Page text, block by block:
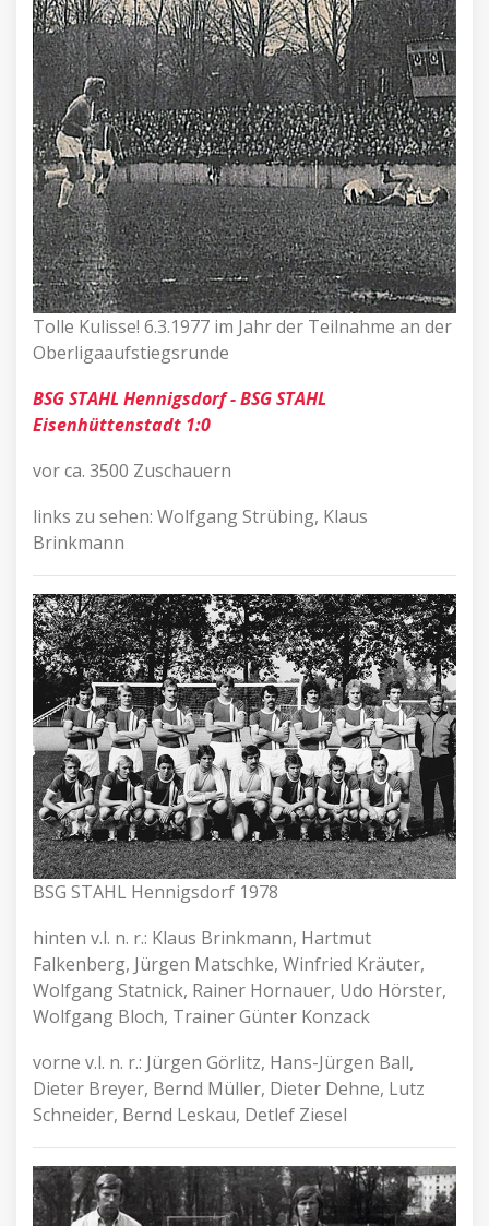
Tolle Kulisse! 6.3.1977 im Jahr der Teilnahme an der
Oberligaaufstiegsrunde
BSG STAHL Hennigsdorf - BSG STAHL
Eisenhüttenstadt 1:0
vor ca. 3500 Zuschauern
links zu sehen: Wolfgang Strübing, Klaus
Brinkmann
BSG STAHL Hennigsdorf 1978
hinten v.l. n. r.: Klaus Brinkmann, Hartmut
Falkenberg, Jürgen Matschke, Winfried Kräuter,
Wolfgang Statnick, Rainer Hornauer, Udo Hörster,
Wolfgang Bloch, Trainer Günter Konzack
vorne v.l. n. r.: Jürgen Görlitz, Hans-Jürgen Ball,
Dieter Breyer, Bernd Müller, Dieter Dehne, Lutz
Schneider, Bernd Leskau, Detlef Ziesel